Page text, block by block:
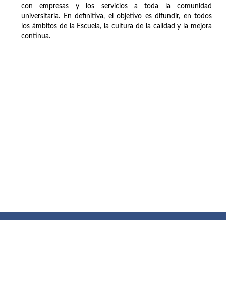
con empresas y los servicios a toda la comunidad
universitaria. En definitiva, el objetivo es difundir, en todos
los ámbitos de la Escuela, la cultura de la calidad y la mejora
continua.